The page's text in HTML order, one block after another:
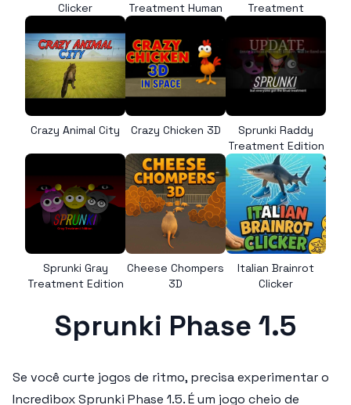
Clicker Treatment Human Treatment
Crazy Animal City Crazy Chicken 3D
Sprunki Raddy
Treatment Edition
Sprunki Gray
Treatment Edition
Cheese Chompers
3D
Italian Brainrot
Clicker
Sprunki Phase 1.5
Se você curte jogos de ritmo, precisa experimentar o
Incredibox Sprunki Phase 1.5. É um jogo cheio de